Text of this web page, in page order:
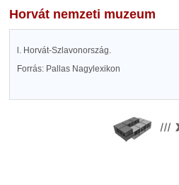
Horvát nemzeti muzeum
l. Horvát-Szlavonország.
Forrás: Pallas Nagylexikon